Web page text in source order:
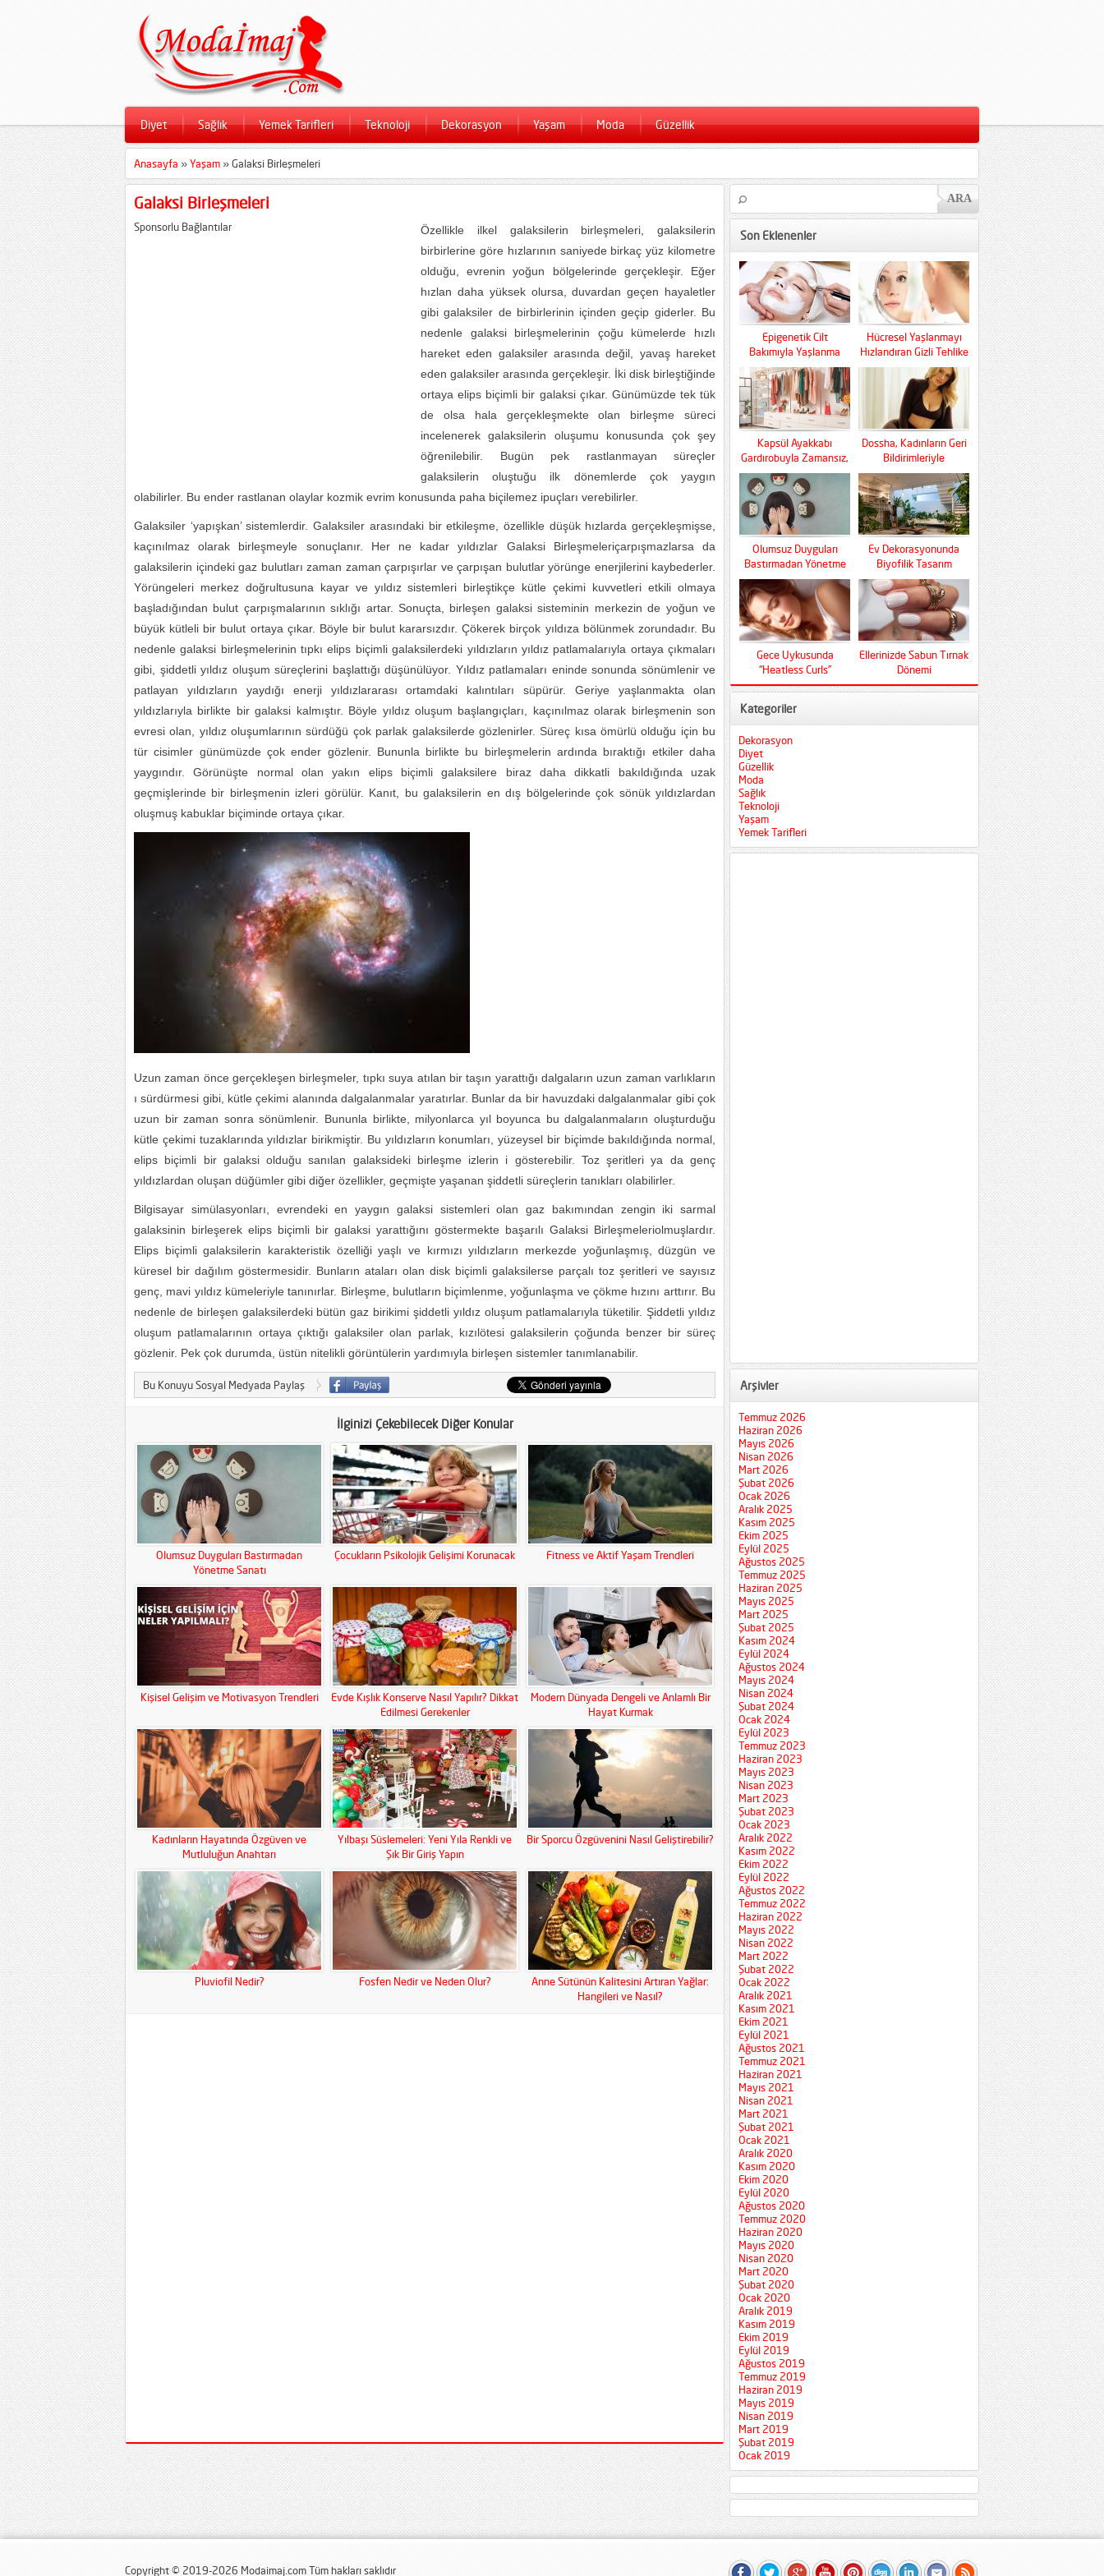
Diyet Sağlık Yemek Tarifleri Teknoloji Dekorasyon Yaşam Moda Güzellik
Anasayfa »Yaşam »Galaksi Birleşmeleri
Galaksi Birleşmeleri
Sponsorlu Bağlantılar
Özellikle ilkel galaksilerin birleşmeleri, galaksilerin
birbirlerine göre hızlarının saniyede birkaç yüz kilometre
olduğu, evrenin yoğun bölgelerinde gerçekleşir. Eğer
hızlan daha yüksek olursa, duvardan geçen hayaletler
gibi galaksiler de birbirlerinin içinden geçip giderler. Bu
nedenle galaksi birleşmelerinin çoğu kümelerde hızlı
hareket eden galaksiler arasında değil, yavaş hareket
eden galaksiler arasında gerçekleşir. İki disk birleştiğinde
ortaya elips biçimli bir galaksi çıkar. Günümüzde tek tük
de olsa hala gerçekleşmekte olan birleşme süreci
incelenerek galaksilerin oluşumu konusunda çok şey
öğrenilebilir. Bugün pek rastlanmayan süreçler
galaksilerin oluştuğu ilk dönemlerde çok yaygın
olabilirler. Bu ender rastlanan olaylar kozmik evrim konusunda paha biçilemez ipuçları verebilirler.
Galaksiler ‘yapışkan’ sistemlerdir. Galaksiler arasındaki bir etkileşme, özellikle düşük hızlarda gerçekleşmişse,
kaçınılmaz olarak birleşmeyle sonuçlanır. Her ne kadar yıldızlar Galaksi Birleşmeleriçarpışmazlarsa da
galaksilerin içindeki gaz bulutları zaman zaman çarpışırlar ve çarpışan bulutlar yörünge enerjilerini kaybederler.
Yörüngeleri merkez doğrultusuna kayar ve yıldız sistemleri birleştikçe kütle çekimi kuvvetleri etkili olmaya
başladığından bulut çarpışmalarının sıklığı artar. Sonuçta, birleşen galaksi sisteminin merkezin de yoğun ve
büyük kütleli bir bulut ortaya çıkar. Böyle bir bulut kararsızdır. Çökerek birçok yıldıza bölünmek zorundadır. Bu
nedenle galaksi birleşmelerinin tıpkı elips biçimli galaksilerdeki yıldızların yıldız patlamalarıyla ortaya çıkmaları
gibi, şiddetli yıldız oluşum süreçlerini başlattığı düşünülüyor. Yıldız patlamaları eninde sonunda sönümlenir ve
patlayan yıldızların yaydığı enerji yıldızlararası ortamdaki kalıntıları süpürür. Geriye yaşlanmakta olan
yıldızlarıyla birlikte bir galaksi kalmıştır. Böyle yıldız oluşum başlangıçları, kaçınılmaz olarak birleşmenin son
evresi olan, yıldız oluşumlarının sürdüğü çok parlak galaksilerde gözlenirler. Süreç kısa ömürlü olduğu için bu
tür cisimler günümüzde çok ender gözlenir. Bununla birlikte bu birleşmelerin ardında bıraktığı etkiler daha
yaygındır. Görünüşte normal olan yakın elips biçimli galaksilere biraz daha dikkatli bakıldığında uzak
geçmişlerinde bir birleşmenin izleri görülür. Kanıt, bu galaksilerin en dış bölgelerinde çok sönük yıldızlardan
oluşmuş kabuklar biçiminde ortaya çıkar.
Uzun zaman önce gerçekleşen birleşmeler, tıpkı suya atılan bir taşın yarattığı dalgaların uzun zaman varlıkların
ı sürdürmesi gibi, kütle çekimi alanında dalgalanmalar yaratırlar. Bunlar da bir havuzdaki dalgalanmalar gibi çok
uzun bir zaman sonra sönümlenir. Bununla birlikte, milyonlarca yıl boyunca bu dalgalanmaların oluşturduğu
kütle çekimi tuzaklarında yıldızlar birikmiştir. Bu yıldızların konumları, yüzeysel bir biçimde bakıldığında normal,
elips biçimli bir galaksi olduğu sanılan galaksideki birleşme izlerin i gösterebilir. Toz şeritleri ya da genç
yıldızlardan oluşan düğümler gibi diğer özellikler, geçmişte yaşanan şiddetli süreçlerin tanıkları olabilirler.
Bilgisayar simülasyonları, evrendeki en yaygın galaksi sistemleri olan gaz bakımından zengin iki sarmal
galaksinin birleşerek elips biçimli bir galaksi yarattığını göstermekte başarılı Galaksi Birleşmeleriolmuşlardır.
Elips biçimli galaksilerin karakteristik özelliği yaşlı ve kırmızı yıldızların merkezde yoğunlaşmış, düzgün ve
küresel bir dağılım göstermesidir. Bunların ataları olan disk biçimli galaksilerse parçalı toz şeritleri ve sayısız
genç, mavi yıldız kümeleriyle tanınırlar. Birleşme, bulutların biçimlenme, yoğunlaşma ve çökme hızını arttırır. Bu
nedenle de birleşen galaksilerdeki bütün gaz birikimi şiddetli yıldız oluşum patlamalarıyla tüketilir. Şiddetli yıldız
oluşum patlamalarının ortaya çıktığı galaksiler olan parlak, kızılötesi galaksilerin çoğunda benzer bir süreç
gözlenir. Pek çok durumda, üstün nitelikli görüntülerin yardımıyla birleşen sistemler tanımlanabilir.
Bu Konuyu Sosyal Medyada Paylaş
İlginizi Çekebilecek Diğer Konular
Olumsuz Duyguları Bastırmadan
Yönetme Sanatı
Çocukların Psikolojik Gelişimi Korunacak Fitness ve Aktif Yaşam Trendleri
Kişisel Gelişim ve Motivasyon Trendleri
Evde Kışlık Konserve Nasıl Yapılır? Dikkat
Edilmesi Gerekenler
Modern Dünyada Dengeli ve Anlamlı Bir
Hayat Kurmak
Kadınların Hayatında Özgüven ve
Mutluluğun Anahtarı
Yılbaşı Süslemeleri: Yeni Yıla Renkli ve
Şık Bir Giriş Yapın
Bir Sporcu Özgüvenini Nasıl Geliştirebilir?
Pluviofil Nedir? Fosfen Nedir ve Neden Olur?
Anne Sütünün Kalitesini Artıran Yağlar:
Hangileri ve Nasıl?
Son Eklenenler
Epigenetik Cilt
Bakımıyla Yaşlanma
Kaderini Baştan Yazın
Hücresel Yaşlanmayı
Hızlandıran Gizli Tehlike
Kapsül Ayakkabı
Gardırobuyla Zamansız,
Fonksiyonel Ve Konfor
Dossha, Kadınların Geri
Bildirimleriyle
Şekilleniyor
Olumsuz Duyguları
Bastırmadan Yönetme
Sanatı
Ev Dekorasyonunda
Biyofilik Tasarım
Devrimi
Gece Uykusunda
“Heatless Curls”
Mucizesi
Ellerinizde Sabun Tırnak
Dönemi
Kategoriler
Dekorasyon
Diyet
Güzellik
Moda
Sağlık
Teknoloji
Yaşam
Yemek Tarifleri
Arşivler
Temmuz 2026
Haziran 2026
Mayıs 2026
Nisan 2026
Mart 2026
Şubat 2026
Ocak 2026
Aralık 2025
Kasım 2025
Ekim 2025
Eylül 2025
Ağustos 2025
Temmuz 2025
Haziran 2025
Mayıs 2025
Mart 2025
Şubat 2025
Kasım 2024
Eylül 2024
Ağustos 2024
Mayıs 2024
Nisan 2024
Şubat 2024
Ocak 2024
Eylül 2023
Temmuz 2023
Haziran 2023
Mayıs 2023
Nisan 2023
Mart 2023
Şubat 2023
Ocak 2023
Aralık 2022
Kasım 2022
Ekim 2022
Eylül 2022
Ağustos 2022
Temmuz 2022
Haziran 2022
Mayıs 2022
Nisan 2022
Mart 2022
Şubat 2022
Ocak 2022
Aralık 2021
Kasım 2021
Ekim 2021
Eylül 2021
Ağustos 2021
Temmuz 2021
Haziran 2021
Mayıs 2021
Nisan 2021
Mart 2021
Şubat 2021
Ocak 2021
Aralık 2020
Kasım 2020
Ekim 2020
Eylül 2020
Ağustos 2020
Temmuz 2020
Haziran 2020
Mayıs 2020
Nisan 2020
Mart 2020
Şubat 2020
Ocak 2020
Aralık 2019
Kasım 2019
Ekim 2019
Eylül 2019
Ağustos 2019
Temmuz 2019
Haziran 2019
Mayıs 2019
Nisan 2019
Mart 2019
Şubat 2019
Ocak 2019
Copyright © 2019-2026 Modaimaj.com Tüm hakları saklıdır